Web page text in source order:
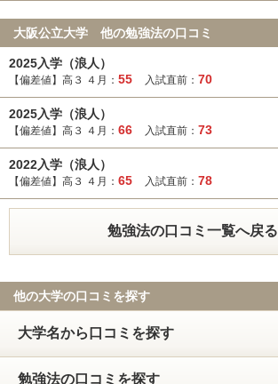
大阪公立大学 他の勉強法の口コミ
2025入学（浪人）
【偏差値】高３ ４月： 55 入試直前： 70
2025入学（浪人）
【偏差値】高３ ４月： 66 入試直前： 73
2022入学（浪人）
【偏差値】高３ ４月： 65 入試直前： 78
勉強法の口コミ一覧へ戻る
他の大学の口コミを探す
大学名から口コミを探す
勉強法の口コミを探す